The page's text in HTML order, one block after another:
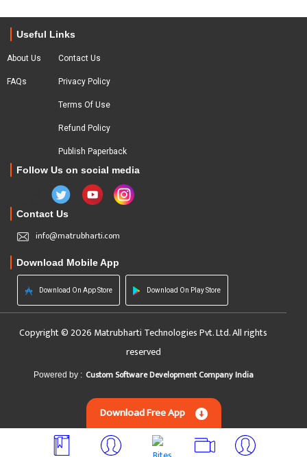
Useful Links
About Us
FAQs
Contact Us
Privacy Policy
Terms Of Use
Refund Policy
Publish Paperback
Follow Us on social media
Contact Us
info@matrubharti.com
Download Mobile App
Download On App Store Download On Play Store
Copyright © 2026 Matrubharti Technologies Pvt. Ltd. All rights
reserved
Powered by : Custom Software Development Company India
Download Free App